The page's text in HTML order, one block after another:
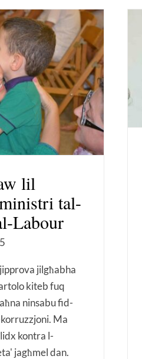
lil
tal-
Labour
jilgħabha
kiteb fuq
ninsabu fid-
Ma
kontra l-
jagħmel dan.